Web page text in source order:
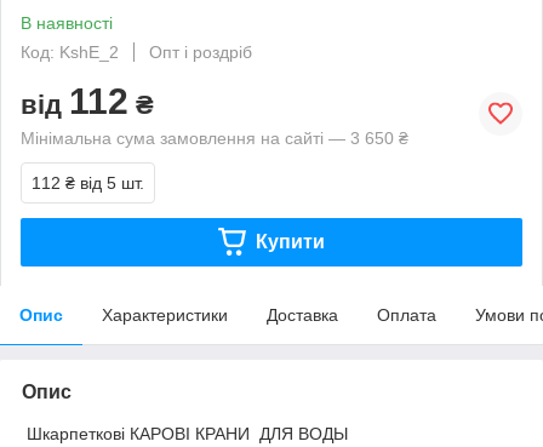
В наявності
Код: KshE_2
Опт і роздріб
від 112 ₴
Мінімальна сума замовлення на сайті — 3 650 ₴
112 ₴ від 5 шт.
Купити
Опис Характеристики Доставка Оплата Умови
Опис
Шкарпеткові КАРОВІ КРАНИ ДЛЯ ВОДЫ